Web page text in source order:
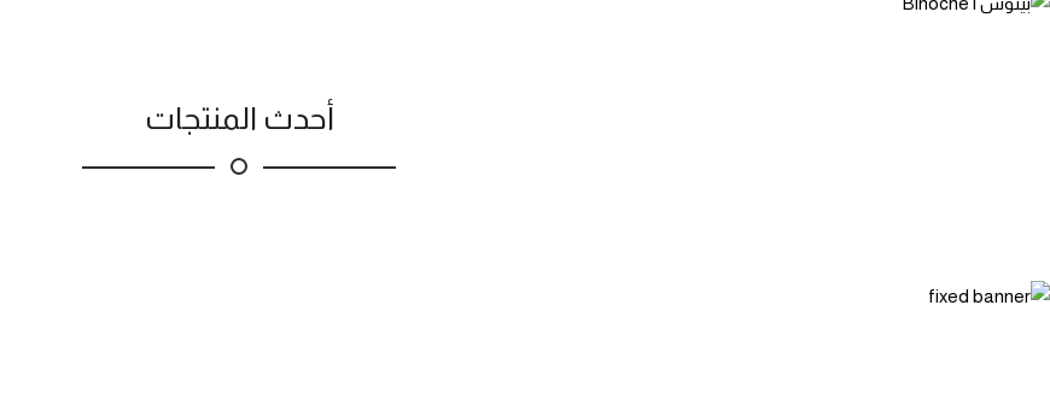
أحدث المنتجات